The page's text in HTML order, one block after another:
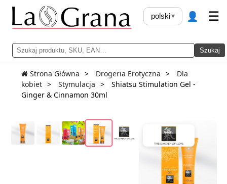
Szukaj
polski▾ 👤 ☰
Strona Główna Drogeria Erotyczna
Dla
kobiet
Stymulacja
Shiatsu Stimulation Gel -
Ginger & Cinnamon 30ml